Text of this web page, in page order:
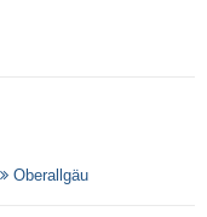
Oberallgäu